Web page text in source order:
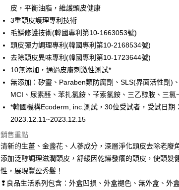
AFTEE先享後付
相關說明
【關於「AFTEE先享後付」】
AFTEE先享後付是「在收到商品之後才付款」的支付方式。 讓您購
便利好安心！
１．簡單：不需註冊會員、不需綁卡、不需儲值。
２．便利：只要手機號碼，簡訊認證，即可結帳。
３．安心：先確認商品／服務後，再付款。
１．於結帳方式選擇「AFTEE先享後付」後，將跳轉至「AFTEE
付」結帳頁面，進行簡訊認證並確認金額後，即可完成結帳。
３．收到繳費通知簡訊後14天內，點擊此簡訊中的連結，可透過四
／ATM／網路銀行／等多元方式進行付款，方視為交易完成。
※ 請注意：結帳手續完成當下不需立刻繳費，但若您需要取消訂單
絡購買商品的店家。未經商家同意取消之訂單仍視為有效，需透過
先享後付繳納相關費用。
※ 交易是否成功請以「AFTEE先享後付 」之結帳頁面顯示為準，
付客戶支援中心」https://netprotections.freshdesk.com/support/
ATM付款
運送方式
宅配
每筆NT$85，滿NT$800(含以上)免運費
皮，平衡油脂，維護頭皮健康
3重頭皮護理專利技術
毛鱗修護技術(韓國專利第10-1663053號)
頭皮彈力調理專利(韓國專利第10-2168534號)
去除頭皮異味專利(韓國專利第10-1723644號)
10無添加，通過皮膚刺激性測試*
無添加：矽靈、Paraben類防腐劑、SLS(界面活性劑)
MCI、尿素醛、苯扎氯銨、苄索氯銨、三乙醇胺、三氯
*韓國機構Ecoderm, inc.測試，30位受試者，受試日期：
2023.12.11~2023.12.15
銷售重點
清新的生薑、金盞花、人蔘成分，深層淨化頭皮去除老廢
添加泛醇調理滋潤頭皮，舒緩因乾燥發癢的頭皮，使頭髮
性，展現豐盈秀髮！
❢良品生活系列包含：外盒凹損、外盒褪色、無外盒、外